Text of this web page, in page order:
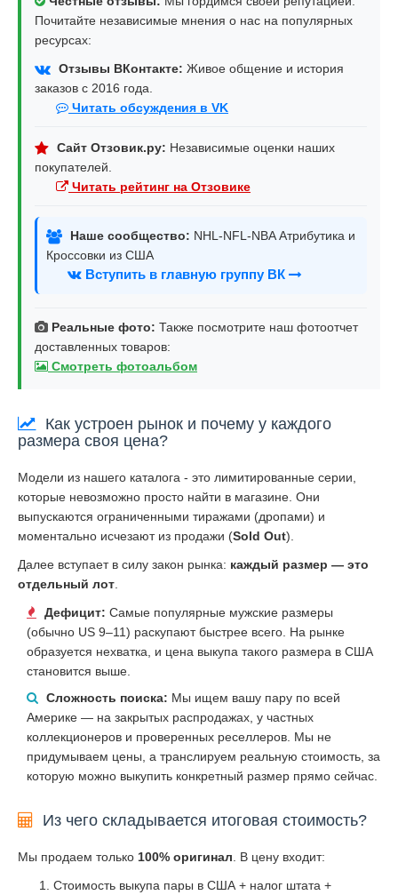
Почитайте независимые мнения о нас на популярных
ресурсах:
Отзывы ВКонтакте: Живое общение и история
заказов с 2016 года.
Читать обсуждения в VK
Сайт Отзовик.ру: Независимые оценки наших
покупателей.
Читать рейтинг на Отзовике
Наше сообщество: NHL-NFL-NBA Атрибутика и
Кроссовки из США
Вступить в главную группу ВК
Реальные фото: Также посмотрите наш фотоотчет
доставленных товаров:
Смотреть фотоальбом
Как устроен рынок и почему у каждого
размера своя цена?
Модели из нашего каталога - это лимитированные серии,
которые невозможно просто найти в магазине. Они
выпускаются ограниченными тиражами (дропами) и
моментально исчезают из продажи (Sold Out).
Далее вступает в силу закон рынка: каждый размер — это
отдельный лот
Дефицит: Самые популярные мужские размеры
(обычно US 9–11) раскупают быстрее всего. На рынке
образуется нехватка, и цена выкупа такого размера в США
становится выше.
Сложность поиска: Мы ищем вашу пару по всей
Америке — на закрытых распродажах, у частных
коллекционеров и проверенных реселлеров. Мы не
придумываем цены, а транслируем реальную стоимость, за
которую можно выкупить конкретный размер прямо сейчас.
Из чего складывается итоговая стоимость?
Мы продаем только 100% оригинал . В цену входит:
Стоимость выкупа пары в США + налог штата +